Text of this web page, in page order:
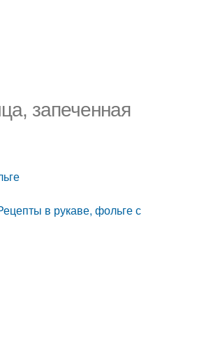
запеченная
в рукаве, фольге с